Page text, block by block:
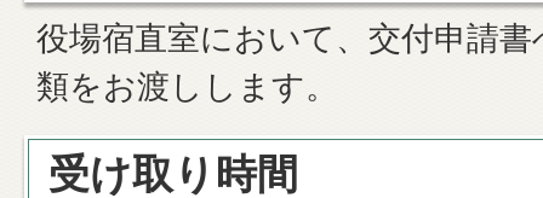
役場宿直室において、交付申請
類をお渡しします。
受け取り時間